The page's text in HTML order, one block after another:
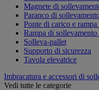
Magnete di
Paranco di
Ponte di carico e rampa
Rampa di sollevamento
Solleva-pallet
Supporto di sicurezza
Tavola elevatrice
Imbracatura e accessori di
Vedi tutte le categorie